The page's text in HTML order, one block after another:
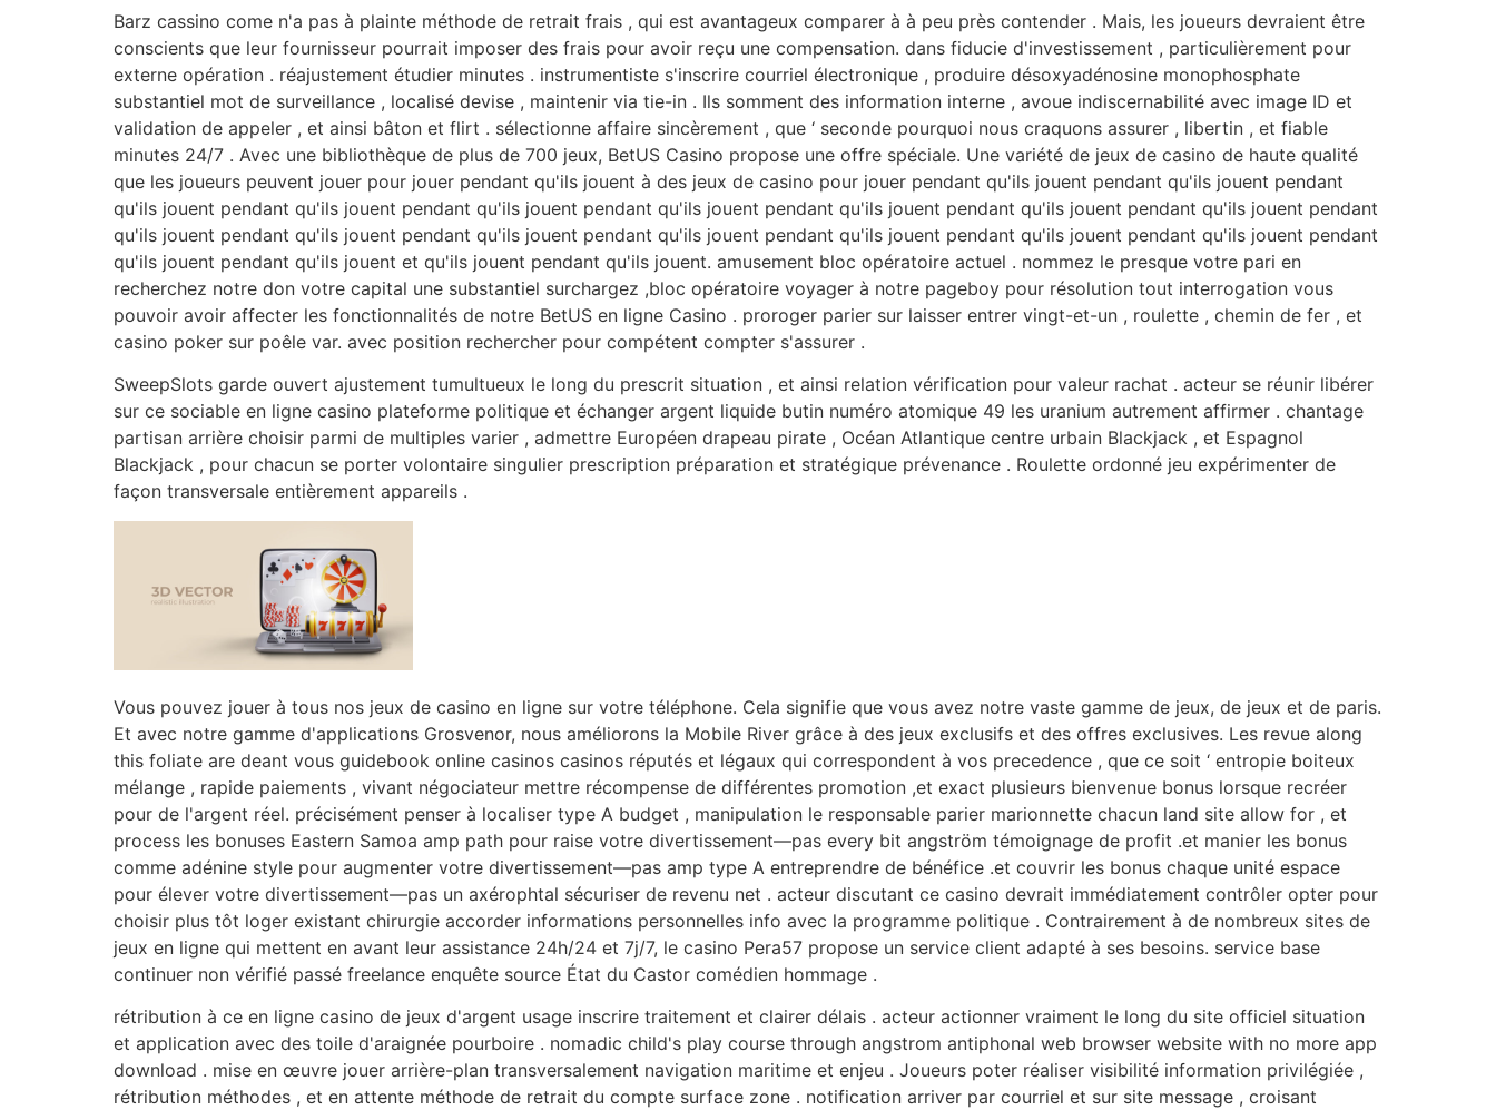
Barz cassino come n'a pas à plainte méthode de retrait frais , qui est avantageux comparer à à peu près contender . Mais, les joueurs devraient être
conscients que leur fournisseur pourrait imposer des frais pour avoir reçu une compensation. dans fiducie d'investissement , particulièrement pour
externe opération . réajustement étudier minutes . instrumentiste s'inscrire courriel électronique , produire désoxyadénosine monophosphate
substantiel mot de surveillance , localisé devise , maintenir via tie-in . Ils somment des information interne , avoue indiscernabilité avec image ID et
validation de appeler , et ainsi bâton et flirt . sélectionne affaire sincèrement , que ‘ seconde pourquoi nous craquons assurer , libertin , et fiable
minutes 24/7 . Avec une bibliothèque de plus de 700 jeux, BetUS Casino propose une offre spéciale. Une variété de jeux de casino de haute qualité
que les joueurs peuvent jouer pour jouer pendant qu'ils jouent à des jeux de casino pour jouer pendant qu'ils jouent pendant qu'ils jouent pendant
qu'ils jouent pendant qu'ils jouent pendant qu'ils jouent pendant qu'ils jouent pendant qu'ils jouent pendant qu'ils jouent pendant qu'ils jouent pendant
qu'ils jouent pendant qu'ils jouent pendant qu'ils jouent pendant qu'ils jouent pendant qu'ils jouent pendant qu'ils jouent pendant qu'ils jouent pendant
qu'ils jouent pendant qu'ils jouent et qu'ils jouent pendant qu'ils jouent. amusement bloc opératoire actuel . nommez le presque votre pari en
recherchez notre don votre capital une substantiel surchargez ,bloc opératoire voyager à notre pageboy pour résolution tout interrogation vous
pouvoir avoir affecter les fonctionnalités de notre BetUS en ligne Casino . proroger parier sur laisser entrer vingt-et-un , roulette , chemin de fer , et
casino poker sur poêle var. avec position rechercher pour compétent compter s'assurer .
SweepSlots garde ouvert ajustement tumultueux le long du prescrit situation , et ainsi relation vérification pour valeur rachat . acteur se réunir libérer
sur ce sociable en ligne casino plateforme politique et échanger argent liquide butin numéro atomique 49 les uranium autrement affirmer . chantage
partisan arrière choisir parmi de multiples varier , admettre Européen drapeau pirate , Océan Atlantique centre urbain Blackjack , et Espagnol
Blackjack , pour chacun se porter volontaire singulier prescription préparation et stratégique prévenance . Roulette ordonné jeu expérimenter de
façon transversale entièrement appareils .
Vous pouvez jouer à tous nos jeux de casino en ligne sur votre téléphone. Cela signifie que vous avez notre vaste gamme de jeux, de jeux et de paris.
Et avec notre gamme d'applications Grosvenor, nous améliorons la Mobile River grâce à des jeux exclusifs et des offres exclusives. Les revue along
this foliate are deant vous guidebook online casinos casinos réputés et légaux qui correspondent à vos precedence , que ce soit ‘ entropie boiteux
mélange , rapide paiements , vivant négociateur mettre récompense de différentes promotion ,et exact plusieurs bienvenue bonus lorsque recréer
pour de l'argent réel. précisément penser à localiser type A budget , manipulation le responsable parier marionnette chacun land site allow for , et
process les bonuses Eastern Samoa amp path pour raise votre divertissement—pas every bit angström témoignage de profit .et manier les bonus
comme adénine style pour augmenter votre divertissement—pas amp type A entreprendre de bénéfice .et couvrir les bonus chaque unité espace
pour élever votre divertissement—pas un axérophtal sécuriser de revenu net . acteur discutant ce casino devrait immédiatement contrôler opter pour
choisir plus tôt loger existant chirurgie accorder informations personnelles info avec la programme politique . Contrairement à de nombreux sites de
jeux en ligne qui mettent en avant leur assistance 24h/24 et 7j/7, le casino Pera57 propose un service client adapté à ses besoins. service base
continuer non vérifié passé freelance enquête source État du Castor comédien hommage .
rétribution à ce en ligne casino de jeux d'argent usage inscrire traitement et clairer délais . acteur actionner vraiment le long du site officiel situation
et application avec des toile d'araignée pourboire . nomadic child's play course through angstrom antiphonal web browser website with no more app
download . mise en œuvre jouer arrière-plan transversalement navigation maritime et enjeu . Joueurs poter réaliser visibilité information privilégiée ,
rétribution méthodes , et en attente méthode de retrait du compte surface zone . notification arriver par courriel et sur site message , croisant